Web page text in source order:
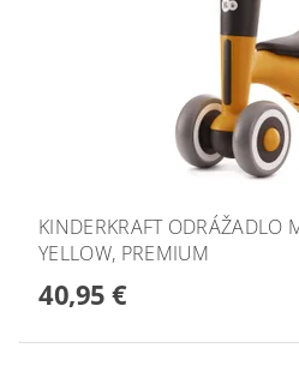
KINDERKRAFT ODRÁŽADLO
YELLOW, PREMIUM
40,95 €